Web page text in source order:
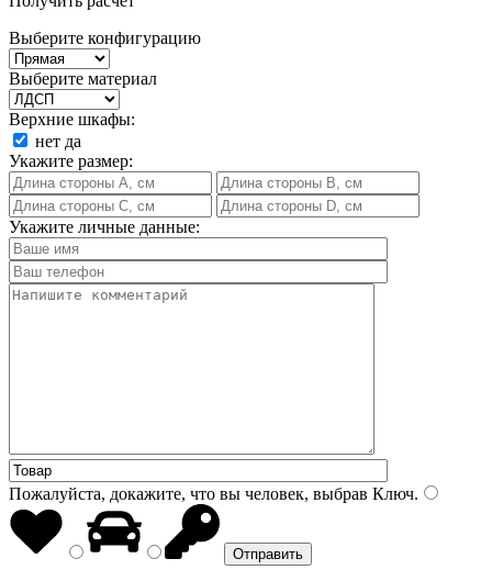
Выберите конфигурацию
Выберите материал
Верхние шкафы:
нет да
Укажите размер:
Укажите личные данные:
Пожалуйста, докажите, что вы человек, выбрав Ключ.